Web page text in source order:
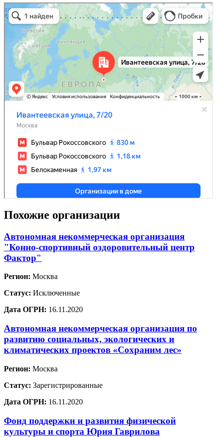
Похожие организации
Автономная некоммерческая организация
"Конно-спортивный оздоровительный центр
Фактор"
Регион: Москва
Статус: Исключенные
Дата ОГРН: 16.11.2020
Автономная некоммерческая организация по
развитию социальных, экологических и
климатических проектов «Сохраним лес»
Регион: Москва
Статус: Зарегистрированные
Дата ОГРН: 16.11.2020
Фонд поддержки и развития физической
культуры и спорта Юрия Гаврилова